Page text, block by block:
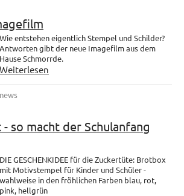
Wie entstehen eigentlich Stempel und Schilder?
Antworten gibt der neue Imagefilm aus dem
Hause Schmorrde.
Weiterlesen
so macht der Schulanfang
DIE GESCHENKIDEE für die Zuckertüte: Brotbox
mit Motivstempel für Kinder und Schüler -
wahlweise in den fröhlichen Farben blau, rot,
pink, hellgrün